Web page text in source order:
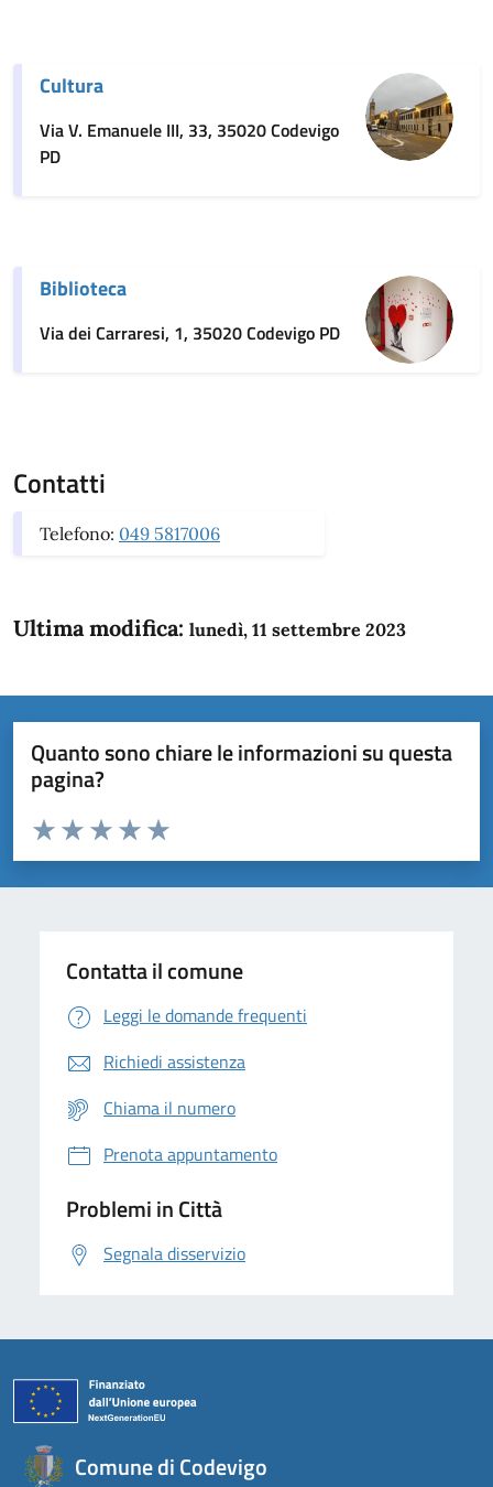
Cultura
Via V. Emanuele III, 33, 35020 Codevigo
PD
Biblioteca
Via dei Carraresi, 1, 35020 Codevigo PD
Contatti
Telefono: 049 5817006
Ultima modifica: lunedì, 11 settembre 2023
Quanto sono chiare le informazioni su questa
pagina?
Domanda
Valuta da 1 a 5 stelle la pagina
Valuta 5 stelle su 5
Valuta 4 stelle su 5
Valuta 3 stelle su 5
Valuta 2 stelle su 5
Valuta 1 stelle su 5
Contatta il comune
Leggi le domande frequenti
Richiedi assistenza
Chiama il numero
Prenota appuntamento
Problemi in Città
Segnala disservizio
Comune di Codevigo